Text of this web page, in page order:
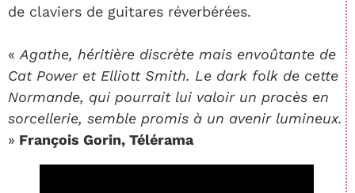
de claviers de guitares réverbérées.
«Agathe, héritière discrète mais envoûtante de
Cat Power et Elliott Smith. Le dark folk de cette
Normande, qui pourrait lui valoir un procès en
sorcellerie, semble promis à un avenir lumineux.
» François Gorin, Télérama